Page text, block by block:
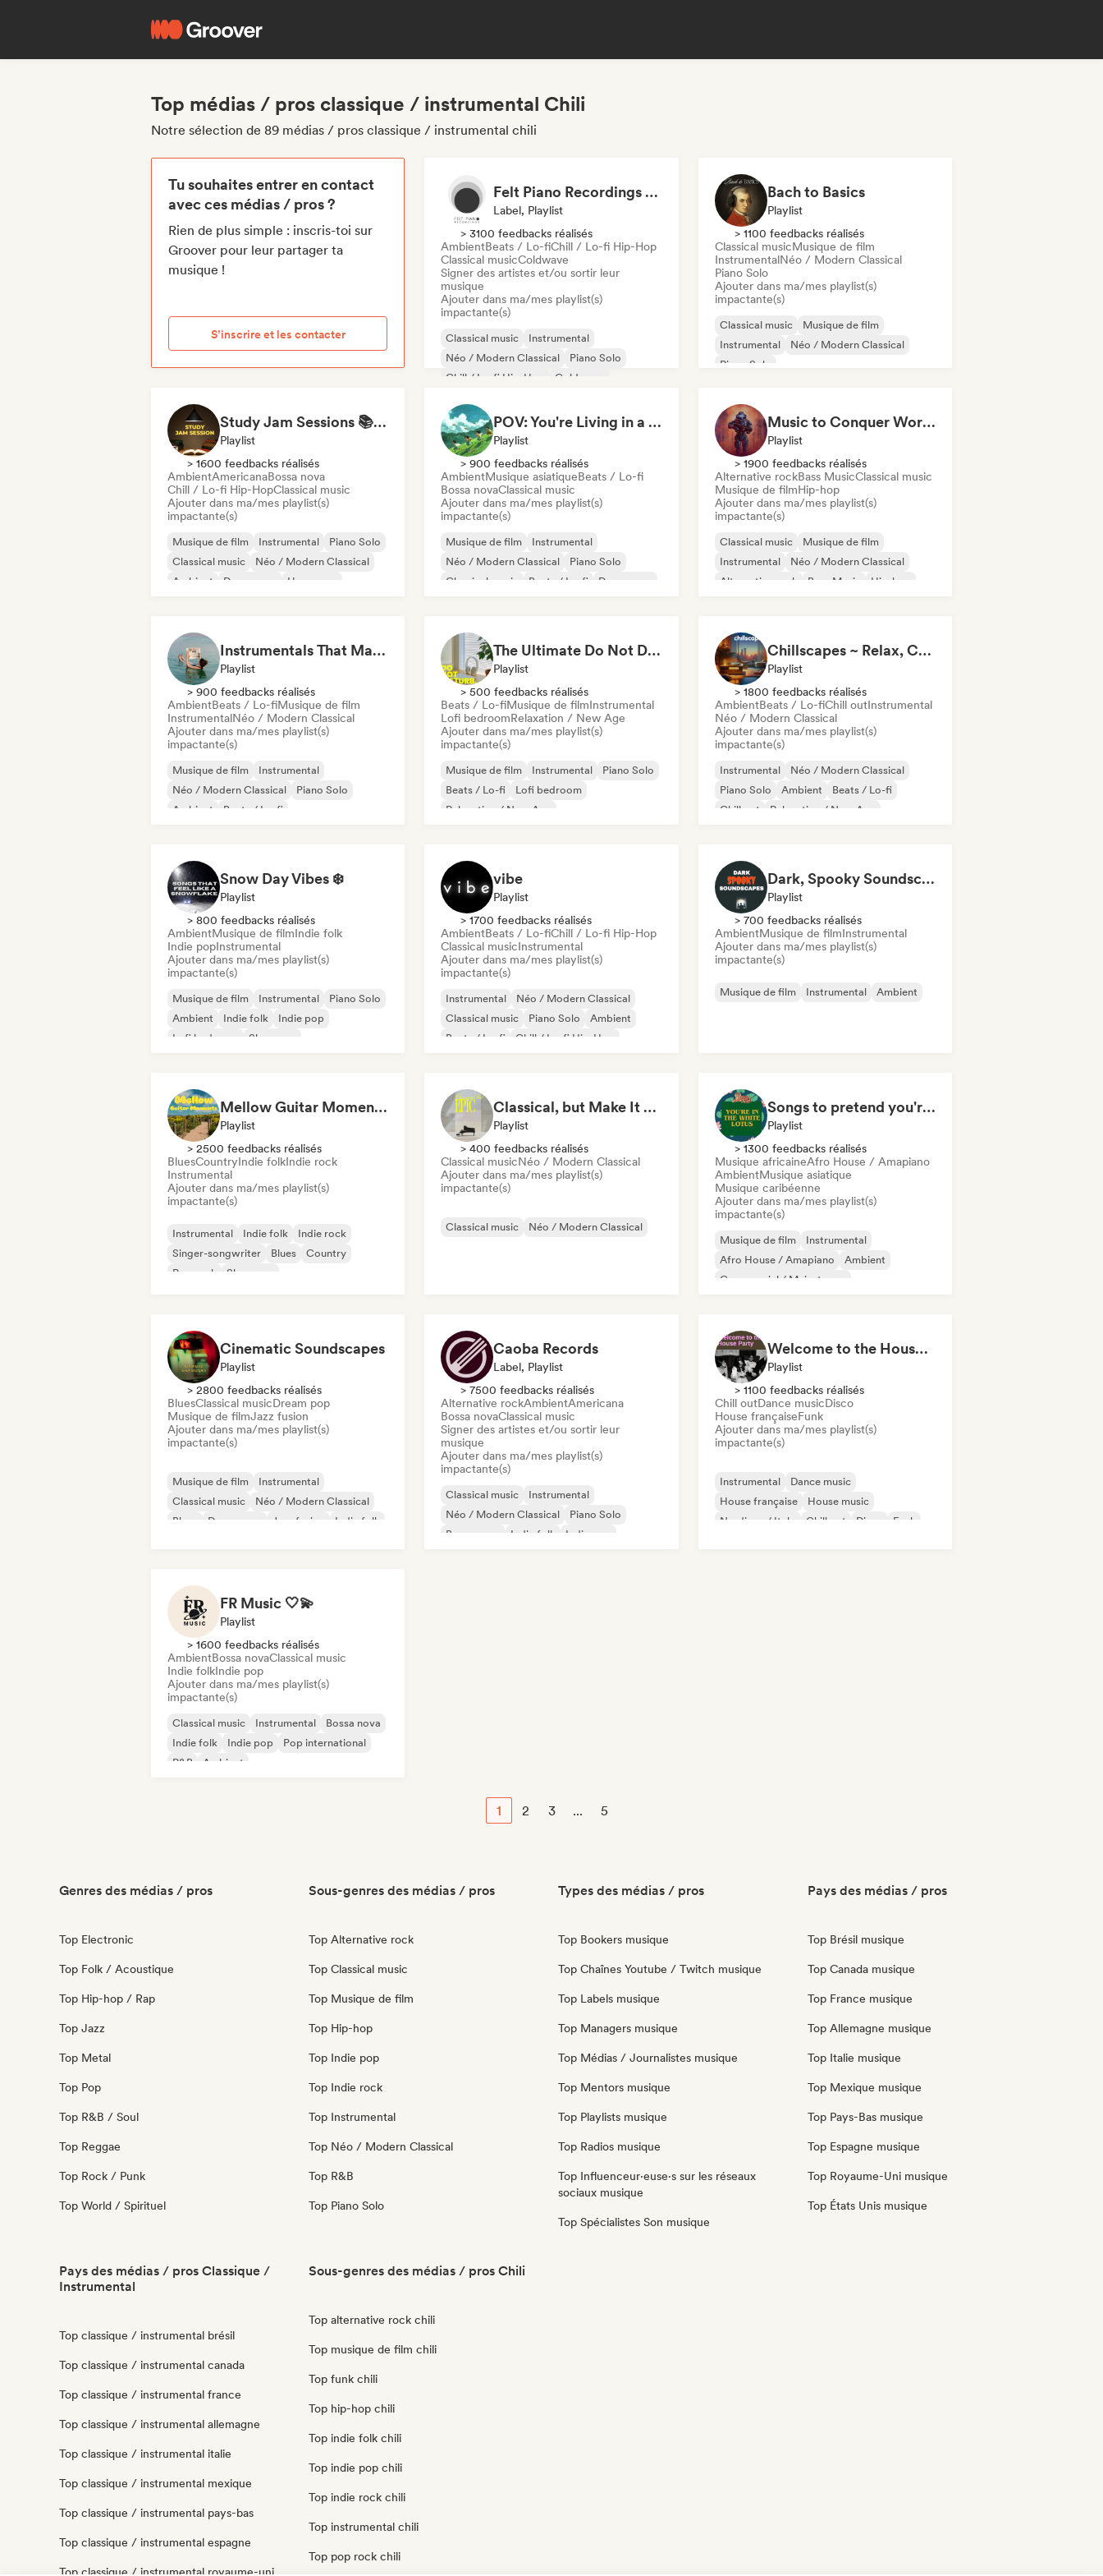
Top médias / pros classique / instrumental Chili
Notre sélection de 89 médias / pros classique / instrumental chili
Tu souhaites entrer en contact
avec ces médias / pros ?
Rien de plus simple : inscris-toi sur
Groover pour leur partager ta
musique !
S’inscrire et les contacter
Felt Piano Recordings (label, playlists)
Label, Playlist
> 3100 feedbacks réalisés
AmbientBeats / Lo-fiChill / Lo-fi Hip-Hop
Classical musicColdwave
Signer des artistes et/ou sortir leur
musique
Ajouter dans ma/mes playlist(s)
impactante(s)
Classical music
Instrumental
Néo / Modern Classical
Piano Solo
Chill / Lo-fi Hip-Hop
Coldwave
Bach to Basics
Playlist
> 1100 feedbacks réalisés
Classical musicMusique de film
InstrumentalNéo / Modern Classical
Piano Solo
Ajouter dans ma/mes playlist(s)
impactante(s)
Classical music
Musique de film
Instrumental
Néo / Modern Classical
Piano Solo
Study Jam Sessions 📚 Indie Folk, Dream Pop & Singer-Songwriter
Playlist
> 1600 feedbacks réalisés
AmbientAmericanaBossa nova
Chill / Lo-fi Hip-HopClassical music
Ajouter dans ma/mes playlist(s)
impactante(s)
Musique de film Instrumental
Piano Solo
Classical music
Néo / Modern Classical
Ambient
Dream pop Hyperpop
POV: You're Living in a Studio Ghibli Movie 🌱 Neo-Classical Piano & Dream Pop
Playlist
> 900 feedbacks réalisés
AmbientMusique asiatiqueBeats / Lo-fi
Bossa novaClassical music
Ajouter dans ma/mes playlist(s)
impactante(s)
Musique de film
Instrumental
Néo / Modern Classical
Piano Solo
Classical music
Beats / Lo-fi
Dream pop
Music to Conquer Worlds To ⚔️ Epic Orchestral, Cinematic & Trailer Music
Playlist
> 1900 feedbacks réalisés
Alternative rockBass MusicClassical music
Musique de filmHip-hop
Ajouter dans ma/mes playlist(s)
impactante(s)
Classical music
Musique de film
Instrumental
Néo / Modern Classical
Alternative rock
Bass Music
Hip-hop
Instrumentals That Make You Feel Like Floating
Playlist
> 900 feedbacks réalisés
AmbientBeats / Lo-fiMusique de film
InstrumentalNéo / Modern Classical
Ajouter dans ma/mes playlist(s)
impactante(s)
Musique de film
Instrumental
Néo / Modern Classical
Piano Solo
Ambient
Beats / Lo-fi
The Ultimate Do Not Disturb Playlist 🔕 Neo-Classical & Ambient Piano
Playlist
> 500 feedbacks réalisés
Beats / Lo-fiMusique de filmInstrumental
Lofi bedroomRelaxation / New Age
Ajouter dans ma/mes playlist(s)
impactante(s)
Musique de film Instrumental
Piano Solo
Beats / Lo-fi
Lofi bedroom
Relaxation / New Age
Chillscapes ~ Relax, Concentrate, Meditate, Sleep, Dream
Playlist
> 1800 feedbacks réalisés
AmbientBeats / Lo-fiChill outInstrumental
Néo / Modern Classical
Ajouter dans ma/mes playlist(s)
impactante(s)
Instrumental
Néo / Modern Classical
Piano Solo
Ambient
Beats / Lo-fi
Chill out
Relaxation / New Age
Snow Day Vibes ❄️
Playlist
> 800 feedbacks réalisés
AmbientMusique de filmIndie folk
Indie popInstrumental
Ajouter dans ma/mes playlist(s)
impactante(s)
Musique de film Instrumental
Piano Solo
Ambient
Indie folk
Indie pop
Lofi bedroom
Shoegaze
vibe
Playlist
> 1700 feedbacks réalisés
AmbientBeats / Lo-fiChill / Lo-fi Hip-Hop
Classical musicInstrumental
Ajouter dans ma/mes playlist(s)
impactante(s)
Instrumental
Néo / Modern Classical
Classical music
Piano Solo
Ambient
Beats / Lo-fi
Chill / Lo-fi Hip-Hop
Dark, Spooky Soundscapes
Playlist
> 700 feedbacks réalisés
AmbientMusique de filmInstrumental
Ajouter dans ma/mes playlist(s)
impactante(s)
Musique de film Instrumental Ambient
Mellow Guitar Moments 🎸 Acoustic Indie Folk & Singer-Songwriter
Playlist
> 2500 feedbacks réalisés
BluesCountryIndie folkIndie rock
Instrumental
Ajouter dans ma/mes playlist(s)
impactante(s)
Instrumental Indie folk
Indie rock
Singer-songwriter
Blues
Country
Pop rock
Shoegaze
Classical, but Make It Epic
Playlist
> 400 feedbacks réalisés
Classical musicNéo / Modern Classical
Ajouter dans ma/mes playlist(s)
impactante(s)
Classical music Néo / Modern Classical
Songs to pretend you're in The White Lotus
Playlist
> 1300 feedbacks réalisés
Musique africaineAfro House / Amapiano
AmbientMusique asiatique
Musique caribéenne
Ajouter dans ma/mes playlist(s)
impactante(s)
Musique de film
Instrumental
Afro House / Amapiano
Ambient
Commercial / Mainstream
Cinematic Soundscapes
Playlist
> 2800 feedbacks réalisés
BluesClassical musicDream pop
Musique de filmJazz fusion
Ajouter dans ma/mes playlist(s)
impactante(s)
Musique de film
Instrumental
Classical music
Néo / Modern Classical
Blues
Dream pop Jazz fusion Indie folk
Caoba Records
Label, Playlist
> 7500 feedbacks réalisés
Alternative rockAmbientAmericana
Bossa novaClassical music
Signer des artistes et/ou sortir leur
musique
Ajouter dans ma/mes playlist(s)
impactante(s)
Classical music
Instrumental
Néo / Modern Classical
Piano Solo
Bossa nova
Indie folk
Indie pop
Welcome to the House Party
Playlist
> 1100 feedbacks réalisés
Chill outDance musicDisco
House françaiseFunk
Ajouter dans ma/mes playlist(s)
impactante(s)
Instrumental
Dance music
House française
House music
Nu-disco / Italo
Chill out Disco Funk
FR Music 🤍💫
Playlist
> 1600 feedbacks réalisés
AmbientBossa novaClassical music
Indie folkIndie pop
Ajouter dans ma/mes playlist(s)
impactante(s)
Classical music Instrumental
Bossa nova
Indie folk
Indie pop
Pop international
R&B
Ambient
1 2 3 ... 5
Genres des médias / pros
Top Electronic
Top Folk / Acoustique
Top Hip-hop / Rap
Top Jazz
Top Metal
Top Pop
Top R&B / Soul
Top Reggae
Top Rock / Punk
Top World / Spirituel
Sous-genres des médias / pros
Top Alternative rock
Top Classical music
Top Musique de film
Top Hip-hop
Top Indie pop
Top Indie rock
Top Instrumental
Top Néo / Modern Classical
Top R&B
Top Piano Solo
Types des médias / pros
Top Bookers musique
Top Chaînes Youtube / Twitch musique
Top Labels musique
Top Managers musique
Top Médias / Journalistes musique
Top Mentors musique
Top Playlists musique
Top Radios musique
Top Influenceur·euse·s sur les réseaux
sociaux musique
Top Spécialistes Son musique
Pays des médias / pros
Top Brésil musique
Top Canada musique
Top France musique
Top Allemagne musique
Top Italie musique
Top Mexique musique
Top Pays-Bas musique
Top Espagne musique
Top Royaume-Uni musique
Top États Unis musique
Pays des médias / pros Classique /
Instrumental
Top classique / instrumental brésil
Top classique / instrumental canada
Top classique / instrumental france
Top classique / instrumental allemagne
Top classique / instrumental italie
Top classique / instrumental mexique
Top classique / instrumental pays-bas
Top classique / instrumental espagne
Top classique / instrumental royaume-uni
Sous-genres des médias / pros Chili
Top alternative rock chili
Top musique de film chili
Top funk chili
Top hip-hop chili
Top indie folk chili
Top indie pop chili
Top indie rock chili
Top instrumental chili
Top pop rock chili